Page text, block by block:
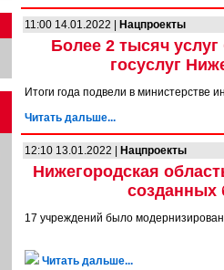
11:00 14.01.2022 | Нацпроекты
Более 2 тысяч
госуслуг
Итоги года подвели в министерстве
Читать дальше...
12:10 13.01.2022 | Нацпроекты
Нижегородская
созданных
17 учреждений было
Читать дальше...